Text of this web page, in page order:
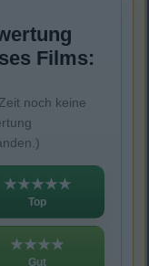
Films:
noch keine
★★★★★
Top
★★★★
Gut